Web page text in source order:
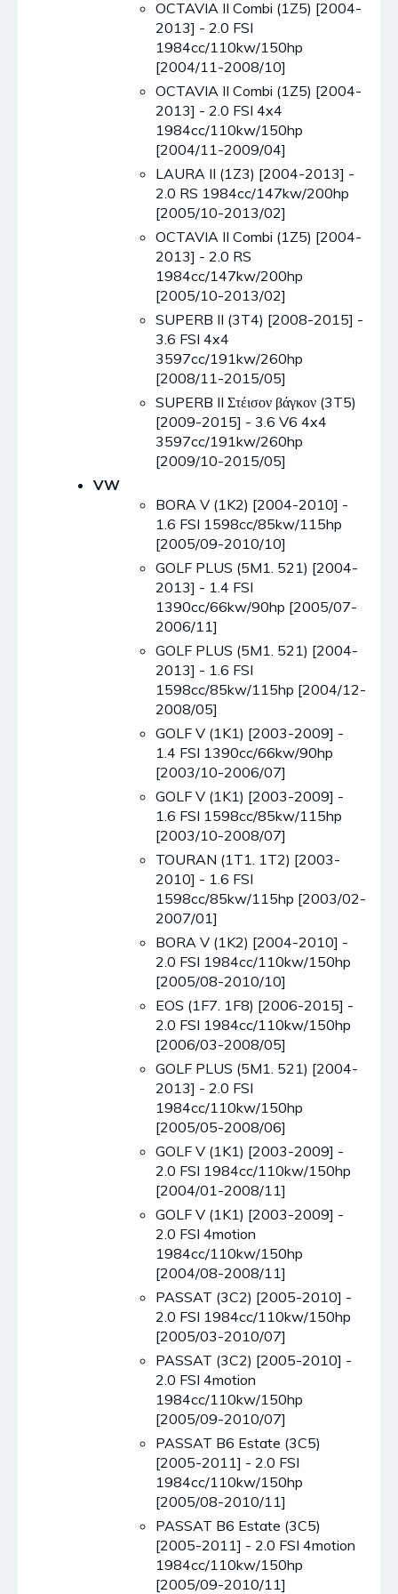
OCTAVIA II Combi (1Z5) [2004-
2013] - 2.0 FSI
1984cc/110kw/150hp
[2004/11-2008/10]
OCTAVIA II Combi (1Z5) [2004-
2013] - 2.0 FSI 4x4
1984cc/110kw/150hp
[2004/11-2009/04]
LAURA II (1Z3) [2004-2013] -
2.0 RS 1984cc/147kw/200hp
[2005/10-2013/02]
OCTAVIA II Combi (1Z5) [2004-
2013] - 2.0 RS
1984cc/147kw/200hp
[2005/10-2013/02]
SUPERB II (3T4) [2008-2015] -
3.6 FSI 4x4
3597cc/191kw/260hp
[2008/11-2015/05]
SUPERB II Στέισον βάγκον (3T5)
[2009-2015] - 3.6 V6 4x4
3597cc/191kw/260hp
[2009/10-2015/05]
VW
BORA V (1K2) [2004-2010] -
1.6 FSI 1598cc/85kw/115hp
[2005/09-2010/10]
GOLF PLUS (5M1. 521) [2004-
2013] - 1.4 FSI
1390cc/66kw/90hp [2005/07-
2006/11]
GOLF PLUS (5M1. 521) [2004-
2013] - 1.6 FSI
1598cc/85kw/115hp [2004/12-
2008/05]
GOLF V (1K1) [2003-2009] -
1.4 FSI 1390cc/66kw/90hp
[2003/10-2006/07]
GOLF V (1K1) [2003-2009] -
1.6 FSI 1598cc/85kw/115hp
[2003/10-2008/07]
TOURAN (1T1. 1T2) [2003-
2010] - 1.6 FSI
1598cc/85kw/115hp [2003/02-
2007/01]
BORA V (1K2) [2004-2010] -
2.0 FSI 1984cc/110kw/150hp
[2005/08-2010/10]
EOS (1F7. 1F8) [2006-2015] -
2.0 FSI 1984cc/110kw/150hp
[2006/03-2008/05]
GOLF PLUS (5M1. 521) [2004-
2013] - 2.0 FSI
1984cc/110kw/150hp
[2005/05-2008/06]
GOLF V (1K1) [2003-2009] -
2.0 FSI 1984cc/110kw/150hp
[2004/01-2008/11]
GOLF V (1K1) [2003-2009] -
2.0 FSI 4motion
1984cc/110kw/150hp
[2004/08-2008/11]
PASSAT (3C2) [2005-2010] -
2.0 FSI 1984cc/110kw/150hp
[2005/03-2010/07]
PASSAT (3C2) [2005-2010] -
2.0 FSI 4motion
1984cc/110kw/150hp
[2005/09-2010/07]
PASSAT B6 Estate (3C5)
[2005-2011] - 2.0 FSI
1984cc/110kw/150hp
[2005/08-2010/11]
PASSAT B6 Estate (3C5)
[2005-2011] - 2.0 FSI 4motion
1984cc/110kw/150hp
[2005/09-2010/11]